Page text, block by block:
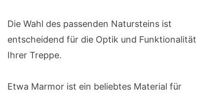
Die Wahl des passenden Natursteins ist
entscheidend für die Optik und Funktionalität
Ihrer Treppe.
Etwa Marmor ist ein beliebtes Material für